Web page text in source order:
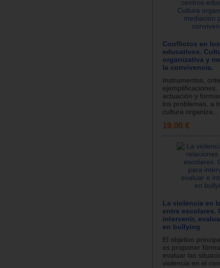
Conflictos en
educativos.
organizativa y
la convivencia.
Instrumentos,
ejemplificaciones,
actuación y
los problemas, a
cultura organiza...
19.00 €
La violencia en
entre escolares.
intervenir,
en bullying
El objetivo
es proponer
evaluar las
violencia en el